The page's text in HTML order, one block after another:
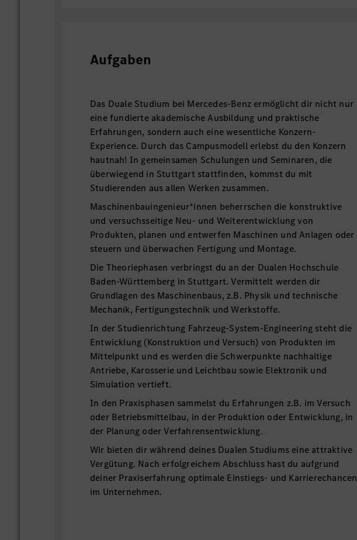
Aufgaben
Das Duale Studium bei Mercedes-Benz ermöglicht dir nicht nur
eine fundierte akademische Ausbildung und praktische
Erfahrungen, sondern auch eine wesentliche Konzern-
Experience. Durch das Campusmodell erlebst du den Konzern
hautnah! In gemeinsamen Schulungen und Seminaren, die
überwiegend in Stuttgart stattfinden, kommst du mit
Studierenden aus allen Werken zusammen.
Maschinenbauingenieur*innen beherrschen die konstruktive
und versuchsseitige Neu- und Weiterentwicklung von
Produkten, planen und entwerfen Maschinen und Anlagen oder
steuern und überwachen Fertigung und Montage.
Die Theoriephasen verbringst du an der Dualen Hochschule
Baden-Württemberg in Stuttgart. Vermittelt werden dir
Grundlagen des Maschinenbaus, z.B. Physik und technische
Mechanik, Fertigungstechnik und Werkstoffe.
In der Studienrichtung Fahrzeug-System-Engineering steht die
Entwicklung (Konstruktion und Versuch) von Produkten im
Mittelpunkt und es werden die Schwerpunkte nachhaltige
Antriebe, Karosserie und Leichtbau sowie Elektronik und
Simulation vertieft.
In den Praxisphasen sammelst du Erfahrungen z.B. im Versuch
oder Betriebsmittelbau, in der Produktion oder Entwicklung, in
der Planung oder Verfahrensentwicklung.
Wir bieten dir während deines Dualen Studiums eine attraktive
Vergütung. Nach erfolgreichem Abschluss hast du aufgrund
deiner Praxiserfahrung optimale Einstiegs- und Karrierechancen
im Unternehmen.